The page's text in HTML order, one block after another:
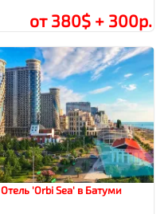
от 380$ + 300р.
Отель 'Orbi Sea' в Батуми